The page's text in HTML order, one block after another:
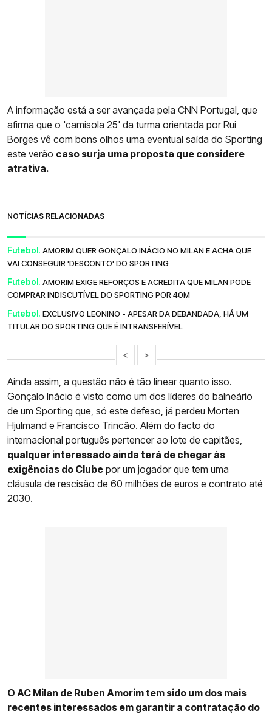
A informação está a ser avançada pela CNN Portugal, que
afirma que o 'camisola 25' da turma orientada por Rui
Borges vê com bons olhos uma eventual saída do Sporting
este verão caso surja uma proposta que considere
atrativa.
NOTÍCIAS RELACIONADAS
Futebol. AMORIM QUER GONÇALO INÁCIO NO MILAN E ACHA QUE
VAI CONSEGUIR 'DESCONTO' DO SPORTING
Futebol. AMORIM EXIGE REFORÇOS E ACREDITA QUE MILAN PODE
COMPRAR INDISCUTÍVEL DO SPORTING POR 40M
Futebol. EXCLUSIVO LEONINO - APESAR DA DEBANDADA, HÁ UM
TITULAR DO SPORTING QUE É INTRANSFERÍVEL
< >
Ainda assim, a questão não é tão linear quanto isso.
Gonçalo Inácio é visto como um dos líderes do balneário
de um Sporting que, só este defeso, já perdeu Morten
Hjulmand e Francisco Trincão. Além do facto do
internacional português pertencer ao lote de capitães,
qualquer interessado ainda terá de chegar às
exigências do Clube por um jogador que tem uma
cláusula de rescisão de 60 milhões de euros e contrato até
2030.
O AC Milan de Ruben Amorim tem sido um dos mais
recentes interessados em garantir a contratação do